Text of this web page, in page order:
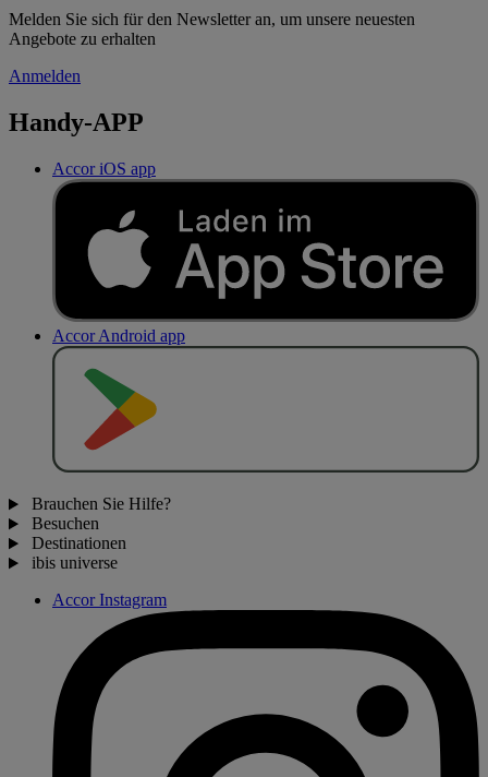
Melden Sie sich für den Newsletter an, um unsere neuesten
Angebote zu erhalten
Anmelden
Handy-APP
Accor iOS app
Accor Android app
Brauchen Sie Hilfe?
Besuchen
Destinationen
ibis universe
Accor Instagram